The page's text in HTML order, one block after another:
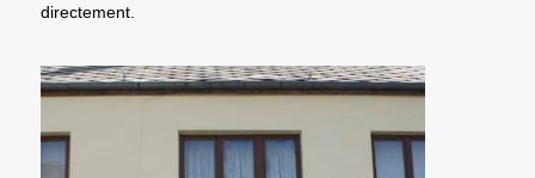
directement.